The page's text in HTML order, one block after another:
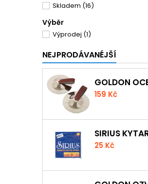
Skladem (16)
Výběr
Výprodej (1)
NEJPRODÁVANÉJŠÍ
159 Kč
25 Kč